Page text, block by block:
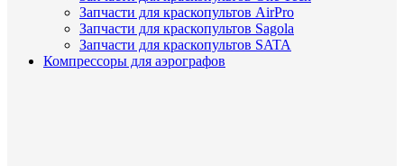
Запчасти для краскопультов AirPro
Запчасти для краскопультов Sagola
Запчасти для краскопультов SATA
Компрессоры для аэрографов